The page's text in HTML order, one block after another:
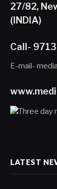
27/82,
(INDIA)
Call-
E-mail-
LATEST